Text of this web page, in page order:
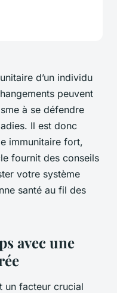
d’un individu
peuvent
à se défendre
Il est donc
immunitaire fort,
fournit des conseils
votre système
santé au fil des
avec une
un facteur crucial